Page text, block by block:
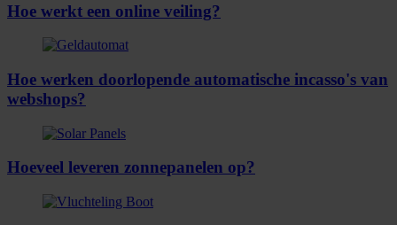
Hoe werkt een online veiling?
Hoe werken doorlopende automatische incasso's van
webshops?
Hoeveel leveren zonnepanelen op?